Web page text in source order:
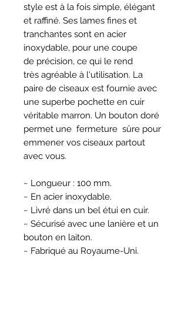
style est à la fois simple, élégant
et raffiné. Ses lames fines et
tranchantes sont en acier
inoxydable, pour une coupe
de précision, ce qui le rend
très agréable à l'utilisation. La
paire de ciseaux est fournie avec
une superbe pochette en cuir
véritable marron. Un bouton doré
permet une fermeture sûre pour
emmener vos ciseaux partout
avec vous.
~ Longueur : 100 mm.
~ En acier inoxydable.
~ Livré dans un bel étui en cuir.
~ Sécurisé avec une lanière et un
bouton en laiton.
~ Fabriqué au Royaume-Uni.